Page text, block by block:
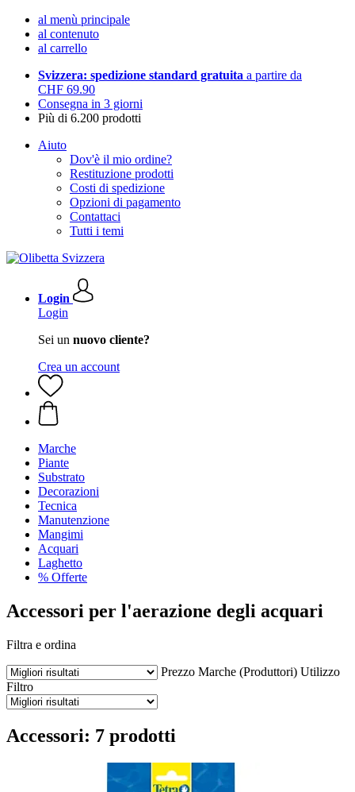
al menù principale
al contenuto
al carrello
Svizzera: spedizione standard gratuita a partire da
CHF 69.90
Consegna in 3 giorni
Più di 6.200 prodotti
Aiuto
Dov'è il mio ordine?
Restituzione prodotti
Costi di spedizione
Opzioni di pagamento
Contattaci
Tutti i temi
Login
Login
Sei un nuovo cliente?
Crea un account
Marche
Piante
Substrato
Decorazioni
Tecnica
Manutenzione
Mangimi
Acquari
Laghetto
% Offerte
Accessori per l'aerazione degli acquari
Filtra e ordina
Prezzo Marche (Produttori) Utilizzo
Filtro
Accessori: 7 prodotti